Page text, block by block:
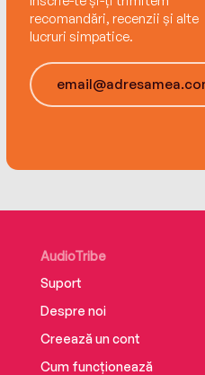
recomandări, recenzii și alte
lucruri simpatice.
AudioTribe
Suport
Despre noi
Creează un cont
Cum funcționează